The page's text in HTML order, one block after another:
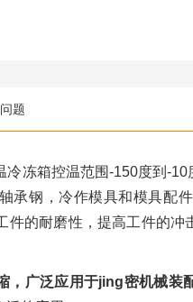
题
冷冻箱控温范围-150度到-
承钢，冷作模具和模具配
件的耐磨性，提高工件的
，广泛应用于jing密机械装